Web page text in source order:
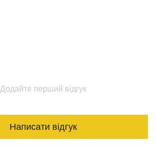
Додайте перший відгук
Написати відгук